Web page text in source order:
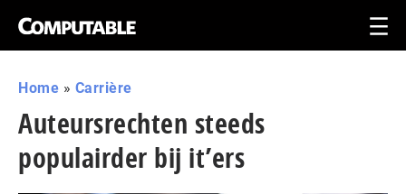
Home » Carrière
Auteursrechten steeds
populairder bij it’ers